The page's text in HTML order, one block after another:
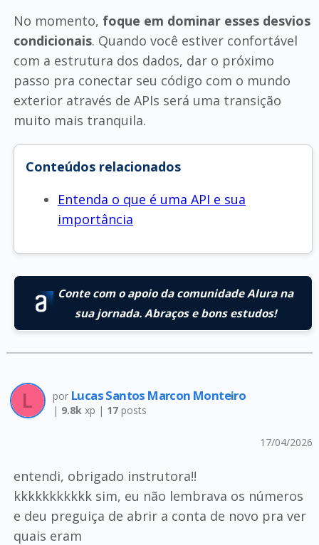
No momento, foque em dominar esses desvios
condicionais. Quando você estiver confortável
com a estrutura dos dados, dar o próximo
passo pra conectar seu código com o mundo
exterior através de APIs será uma transição
muito mais tranquila.
Conteúdos relacionados
Entenda o que é uma API e sua
importância
Conte com o apoio da comunidade Alura na
sua jornada. Abraços e bons estudos!
por Lucas Santos Marcon Monteiro
| 9.8kxp | 17posts
17/04/2026
entendi, obrigado instrutora!!
kkkkkkkkkkk sim, eu não lembrava os números
e deu preguiça de abrir a conta de novo pra ver
quais eram